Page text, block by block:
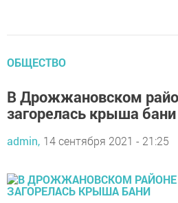
ОБЩЕСТВО
В Дрожжановском
загорелась крыша бани
admin, 14 сентября 2021 - 21:25